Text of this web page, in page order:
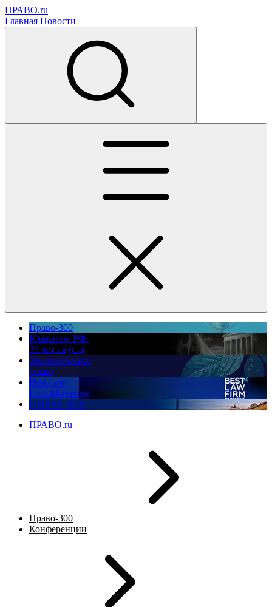
ПРАВО.ru
Главная Новости
Право-300
Юррынок РФ:
35 лет спустя
Экологическое
право
Best Law
Firm Marketing
ПМЮФ 2026
ПРАВО.ru
Право-300
Конференции